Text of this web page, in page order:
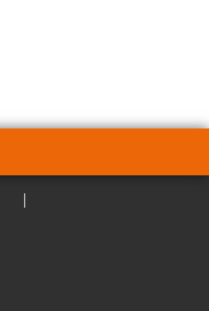
|